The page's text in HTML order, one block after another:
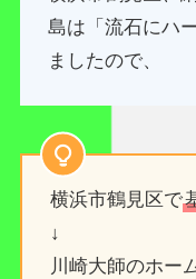
島は「流石にハ
ましたので、
横浜市鶴見区で
↓
川崎大師のホー